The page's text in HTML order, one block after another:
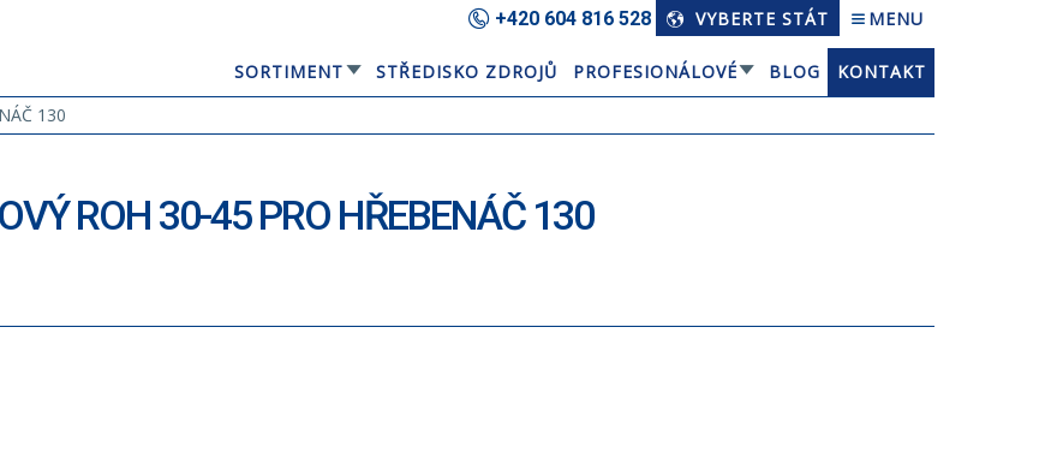
+420 604 816 528 VYBERTE STÁT MENU
SORTIMENT STŘEDISKO ZDROJŮ PROFESIONÁLOVÉ BLOG
KONTAKT
130
ROH 30-45 PRO HŘEBENÁČ 130